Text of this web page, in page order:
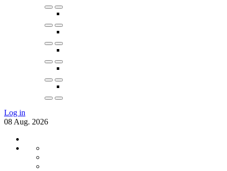
Log in
08 Aug. 2026